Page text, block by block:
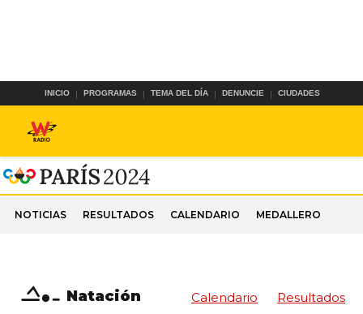
INICIO PROGRAMAS TEMA DEL DÍA DENUNCIE CIUDADES
NOTICIAS RESULTADOS CALENDARIO MEDALLERO
Natación Calendario Resultados